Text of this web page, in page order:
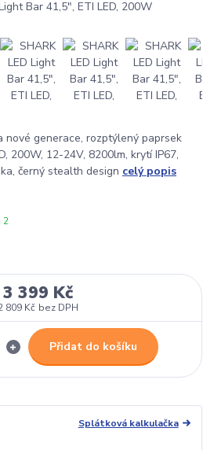
nové generace, rozptýlený paprsek
200W, 12-24V, 8200lm, krytí IP67,
černý stealth design celý popis
2
3 399 Kč
809 Kč bez DPH
Přidat do košíku
Splátková kalkulačka